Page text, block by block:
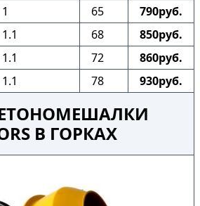
1 65
790руб.
1.1 68
850руб.
1.1 72
860руб.
1.1 78 930руб.
В ГОРКАХ